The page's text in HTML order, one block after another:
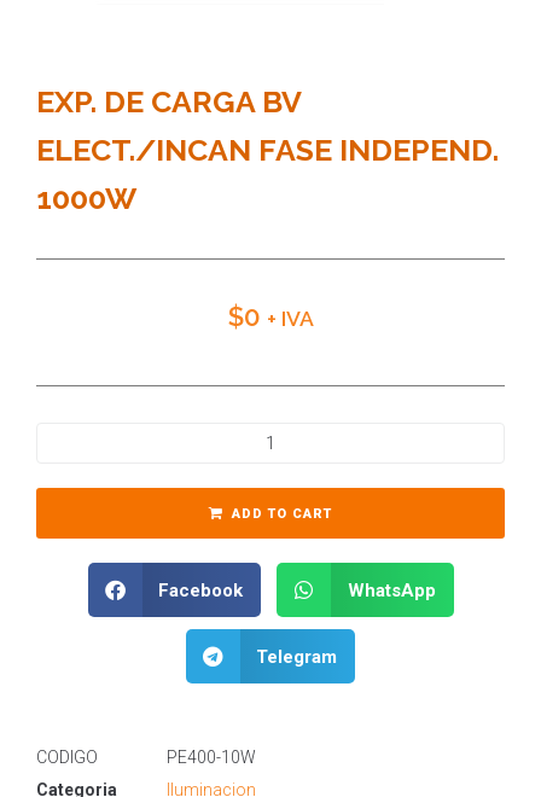
EXP. DE CARGA BV
ELECT./INCAN FASE INDEPEND.
1000W
$0 + IVA
ADD TO CART
Facebook WhatsApp
Telegram
CODIGO
PE400-10W
Categoria
Iluminacion